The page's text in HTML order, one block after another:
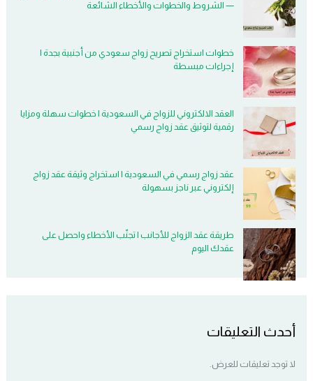
— الشروط والخطوات والأخطاء الشائعة
خطوات استخراج تصريح زواج سعودي من أجنبية بجدة |
إجراءات مبسطة
العقد الالكتروني للزواج في السعودية | خطوات سهلة ومزايا
رقمية لتوثيق عقد زواج رسمي
عقد زواج رسمي في السعودية | استخراج وثيقة عقد زواج
إلكتروني عبر ناجز بسهولة
طريقة عقد الزواج للأجانب | تجنّب الأخطاء واحصل على
عقدك اليوم
أحدث التعليقات
لا توجد تعليقات للعرض.